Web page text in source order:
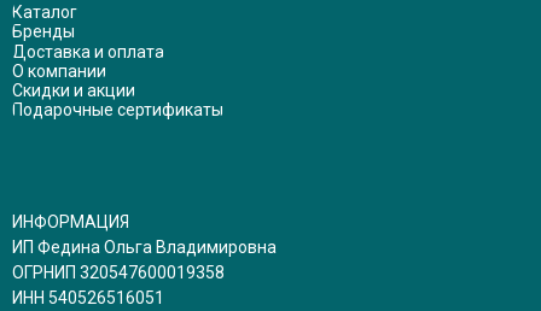
Каталог
Бренды
Доставка и оплата
О компании
Скидки и акции
Подарочные сертификаты
ИНФОРМАЦИЯ
ИП Федина Ольга Владимировна
ОГРНИП 320547600019358
ИНН 540526516051